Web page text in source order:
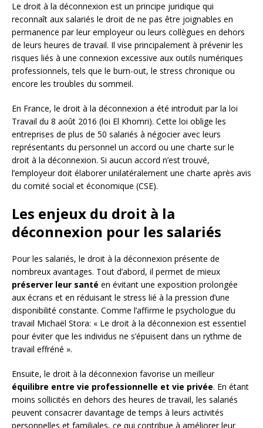
Le droit à la déconnexion est un principe juridique qui
reconnaît aux salariés le droit de ne pas être joignables en
permanence par leur employeur ou leurs collègues en dehors
de leurs heures de travail. Il vise principalement à prévenir les
risques liés à une connexion excessive aux outils numériques
professionnels, tels que le burn-out, le stress chronique ou
encore les troubles du sommeil.
En France, le droit à la déconnexion a été introduit par la loi
Travail du 8 août 2016 (loi El Khomri). Cette loi oblige les
entreprises de plus de 50 salariés à négocier avec leurs
représentants du personnel un accord ou une charte sur le
droit à la déconnexion. Si aucun accord n’est trouvé,
l’employeur doit élaborer unilatéralement une charte après avis
du comité social et économique (CSE).
Les enjeux du droit à la
déconnexion pour les salariés
Pour les salariés, le droit à la déconnexion présente de
nombreux avantages. Tout d’abord, il permet de mieux
préserver leur santé en évitant une exposition prolongée
aux écrans et en réduisant le stress lié à la pression d’une
disponibilité constante. Comme l’affirme le psychologue du
travail Michaël Stora: « Le droit à la déconnexion est essentiel
pour éviter que les individus ne s’épuisent dans un rythme de
travail effréné ».
Ensuite, le droit à la déconnexion favorise un meilleur
équilibre entre vie professionnelle et vie privée. En étant
moins sollicités en dehors des heures de travail, les salariés
peuvent consacrer davantage de temps à leurs activités
personnelles et familiales, ce qui contribue à améliorer leur